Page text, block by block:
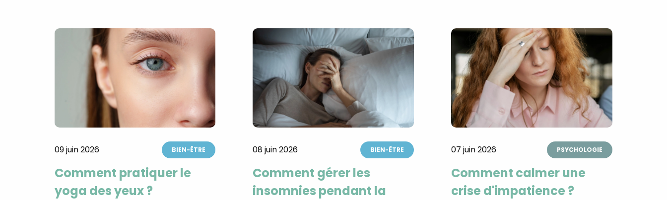
09 juin 2026 BIEN-ÊTRE
Comment pratiquer le
yoga des yeux ?
08 juin 2026 BIEN-ÊTRE
Comment gérer les
insomnies pendant la
07 juin 2026 PSYCHOLOGIE
Comment calmer une
crise d'impatience ?